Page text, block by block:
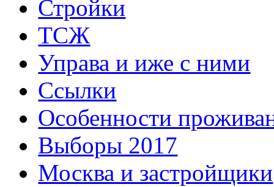
Стройки
ТСЖ
Управа и иже с ними
Ссылки
Особенности
Выборы 2017
Москва и застройщики